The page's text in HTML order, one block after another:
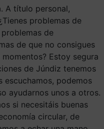
A título personal,
problemas de
de
de que no consigues
Estoy segura
de Júndiz tenemos
escuchamos, podemos
ayudarnos unos a otros.
si necesitáis buenas
circular, de